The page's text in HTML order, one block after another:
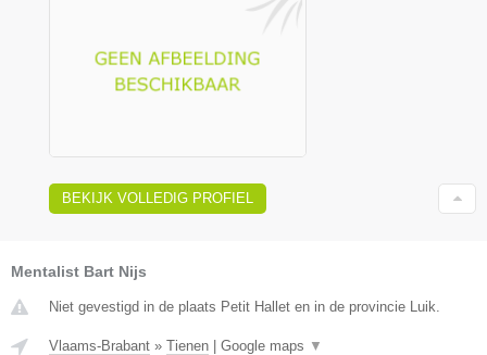
BEKIJK VOLLEDIG PROFIEL
Mentalist Bart Nijs
Niet gevestigd in de plaats Petit Hallet en in de provincie Luik.
Vlaams-Brabant » Tienen | Google maps ▼